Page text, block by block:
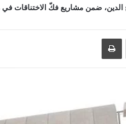
ضمن مشاريع فكّ الاختناقات في
مشاركة عبر البريد طباعة